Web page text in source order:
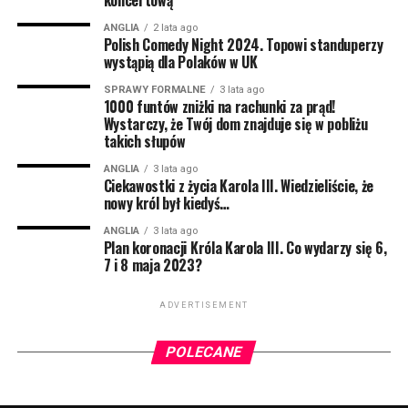
ale za każdym razem należało udać się do lekarza i
zapłacić za receptę. Teraz to się zmienia.
Za całoroczny zapas zapłacimy dokładnie 18 funtów i
70 pensów. O taką możliwość można aplikować online
lub udać się do najbliższej apteki.
– To ogromny krok dla wielu pań na Wyspach, ich
zdrowie i dobre samopoczucie powinno być
priorytetem. Teraz będą mogły sobie ulżyć bez
martwienia się o koszty – mówi Dame Lesley Regan,
Women’s Health Ambassador w UK.
prawdopodobnie się zwiększy.
przeczytacie na oficjalnej stronie NHS –dostępnej
ANGLIA 2 lata ago
Polish Comedy Night 2024. Topowi standuperzy
wystąpią dla Polaków w UK
SPRAWY FORMALNE 3 lata ago
1000 funtów zniżki na rachunki za prąd!
Wystarczy, że Twój dom znajduje się w pobliżu
takich słupów
ANGLIA 3 lata ago
Ciekawostki z życia Karola III. Wiedzieliście, że
nowy król był kiedyś…
ANGLIA 3 lata ago
Plan koronacji Króla Karola III. Co wydarzy się 6,
7 i 8 maja 2023?
ADVERTISEMENT
POLECANE